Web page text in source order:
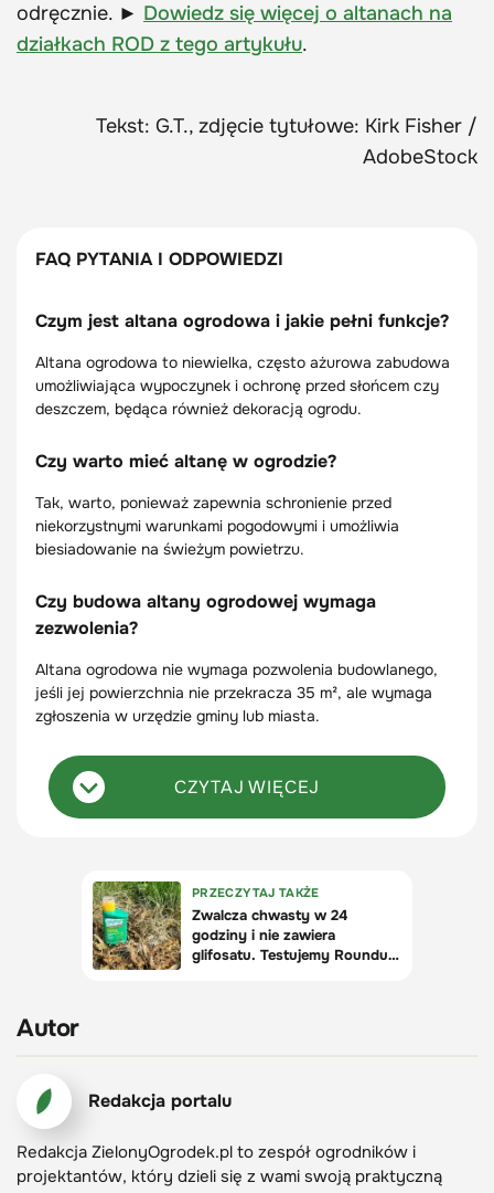
odręcznie. ► Dowiedz się więcej o altanach na
działkach ROD z tego artykułu.
Tekst: G.T., zdjęcie tytułowe: Kirk Fisher /
AdobeStock
FAQ PYTANIA I ODPOWIEDZI
Czym jest altana ogrodowa i jakie pełni funkcje?
Altana ogrodowa to niewielka, często ażurowa zabudowa
umożliwiająca wypoczynek i ochronę przed słońcem czy
deszczem, będąca również dekoracją ogrodu.
Czy warto mieć altanę w ogrodzie?
Tak, warto, ponieważ zapewnia schronienie przed
niekorzystnymi warunkami pogodowymi i umożliwia
biesiadowanie na świeżym powietrzu.
Czy budowa altany ogrodowej wymaga
zezwolenia?
Altana ogrodowa nie wymaga pozwolenia budowlanego,
jeśli jej powierzchnia nie przekracza 35 m², ale wymaga
zgłoszenia w urzędzie gminy lub miasta.
CZYTAJ WIĘCEJ
Autor
Redakcja portalu
Redakcja ZielonyOgrodek.pl to zespół ogrodników i
projektantów, który dzieli się z wami swoją praktyczną